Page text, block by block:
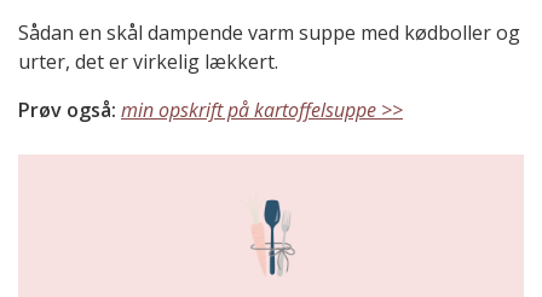
Sådan en skål dampende varm suppe med kødboller og
urter, det er virkelig lækkert.
Prøv også: min opskrift på kartoffelsuppe >>